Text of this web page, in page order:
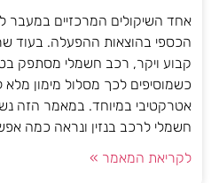
אחד השיקולים המרכזיים במעבר
הכספי בהוצאות ההפעלה. בעוד
קבוע ויקר, רכב חשמלי מסתפק
כשמוסיפים לכך מסלול מימון
אטרקטיבי במיוחד. במאמר הזה
חשמלי לרכב בנזין ונראה כמה
לקריאת המאמר »